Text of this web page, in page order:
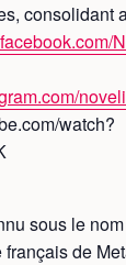
consolidant
watch?
sous le
de